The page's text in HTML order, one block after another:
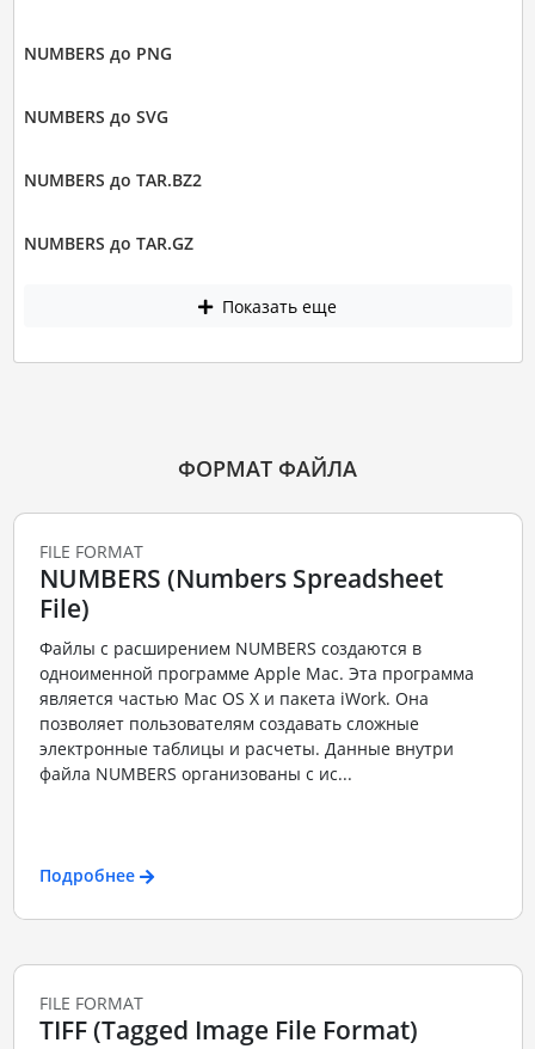
NUMBERS до PNG
NUMBERS до SVG
NUMBERS до TAR.BZ2
NUMBERS до TAR.GZ
Показать еще
ФОРМАТ ФАЙЛА
FILE FORMAT
NUMBERS (Numbers Spreadsheet
File)
Файлы с расширением NUMBERS создаются в
одноименной программе Apple Mac. Эта программа
является частью Mac OS X и пакета iWork. Она
позволяет пользователям создавать сложные
электронные таблицы и расчеты. Данные внутри
файла NUMBERS организованы с ис...
Подробнее
FILE FORMAT
TIFF (Tagged Image File Format)